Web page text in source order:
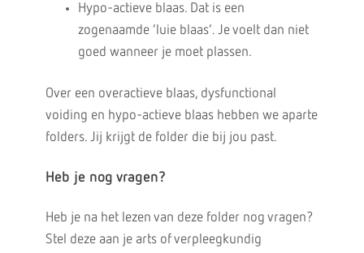
Hypo-actieve blaas. Dat is een
zogenaamde ‘luie blaas’. Je voelt dan niet
goed wanneer je moet plassen.
Over een overactieve blaas, dysfunctional
voiding en hypo-actieve blaas hebben we aparte
folders. Jij krijgt de folder die bij jou past.
Heb je nog vragen?
Heb je na het lezen van deze folder nog vragen?
Stel deze aan je arts of verpleegkundig